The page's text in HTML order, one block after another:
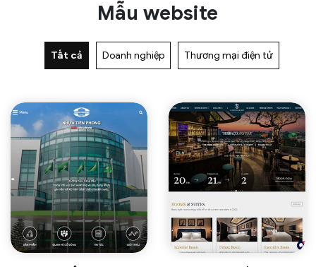
Mẫu website
Tất cả Doanh nghiệp Thương mại điện tử
Xem thêm Xem thêm
Xem thêm